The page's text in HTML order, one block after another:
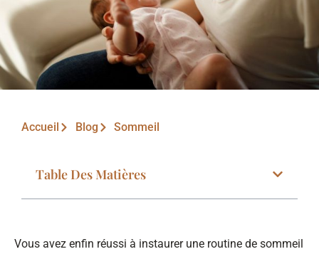
Accueil Blog Sommeil
Table Des Matières
Vous avez enfin réussi à instaurer une routine de sommeil